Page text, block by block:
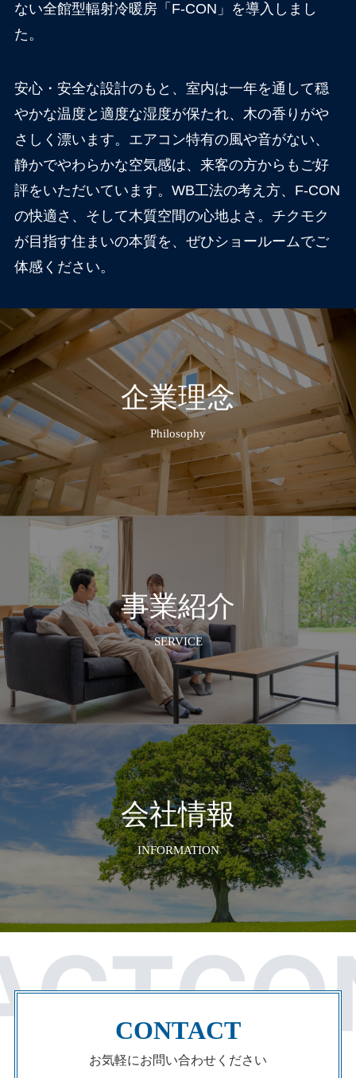
ない全館型輻射冷暖房「F-CON」を導入しまし
た。
安心・安全な設計のもと、室内は一年を通して穏
やかな温度と適度な湿度が保たれ、木の香りがや
さしく漂います。エアコン特有の風や音がない、
静かでやわらかな空気感は、来客の方からもご好
評をいただいています。WB工法の考え方、F-CON
の快適さ、そして木質空間の心地よさ。チクモク
が目指す住まいの本質を、ぜひショールームでご
体感ください。
企業理念
Philosophy
事業紹介
SERVICE
会社情報
INFORMATION
CONTACT
お気軽にお問い合わせください